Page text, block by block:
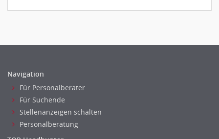
Navigation
Für Personalberater
Für Suchende
Stellenanzeigen schalten
Personalberatung